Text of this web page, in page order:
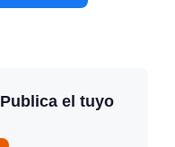
el tuyo